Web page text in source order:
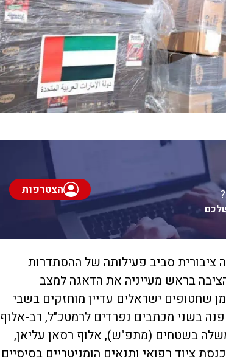
הצטרפות
ציבורית סביב פעילותה של ההסתדרות
בראש מעייניה את הדאגה למצב
שחטופים ישראלים עדיין מוחזקים בשבי
פנה בשני מכתבים נפרדים לרמטכ"ל, רב-אלוף
בשטחים (מתפ"ש), אלוף רסאן עליאן,